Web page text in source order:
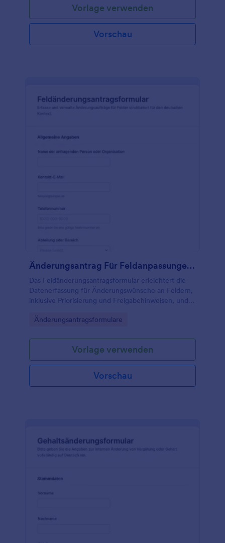
Vorlage verwenden
Vorschau
Änderungsantrag Für Feldanpassungen Formular
Das Feldänderungsantragsformular erleichtert die
Datenerfassung für Änderungswünsche an Feldern,
inklusive Priorisierung und Freigabehinweisen, und
Prozessverantwortliche in Organisationen.
Go to Category:
Änderungsantragsformulare
Vorlage verwenden
Vorschau